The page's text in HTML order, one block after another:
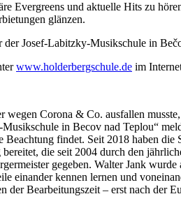
Evergreens und aktuelle Hits zu
glänzen.
Josef-Labitzky-Musikschule in
www.holderbergschule.de im
Corona & Co. ausfallen
in Becov nad Teplou“
findet. Seit 2018 haben
die seit 2004 durch den
gegeben. Walter Jank
einander kennen lernen und
Bearbeitungszeit – erst nach